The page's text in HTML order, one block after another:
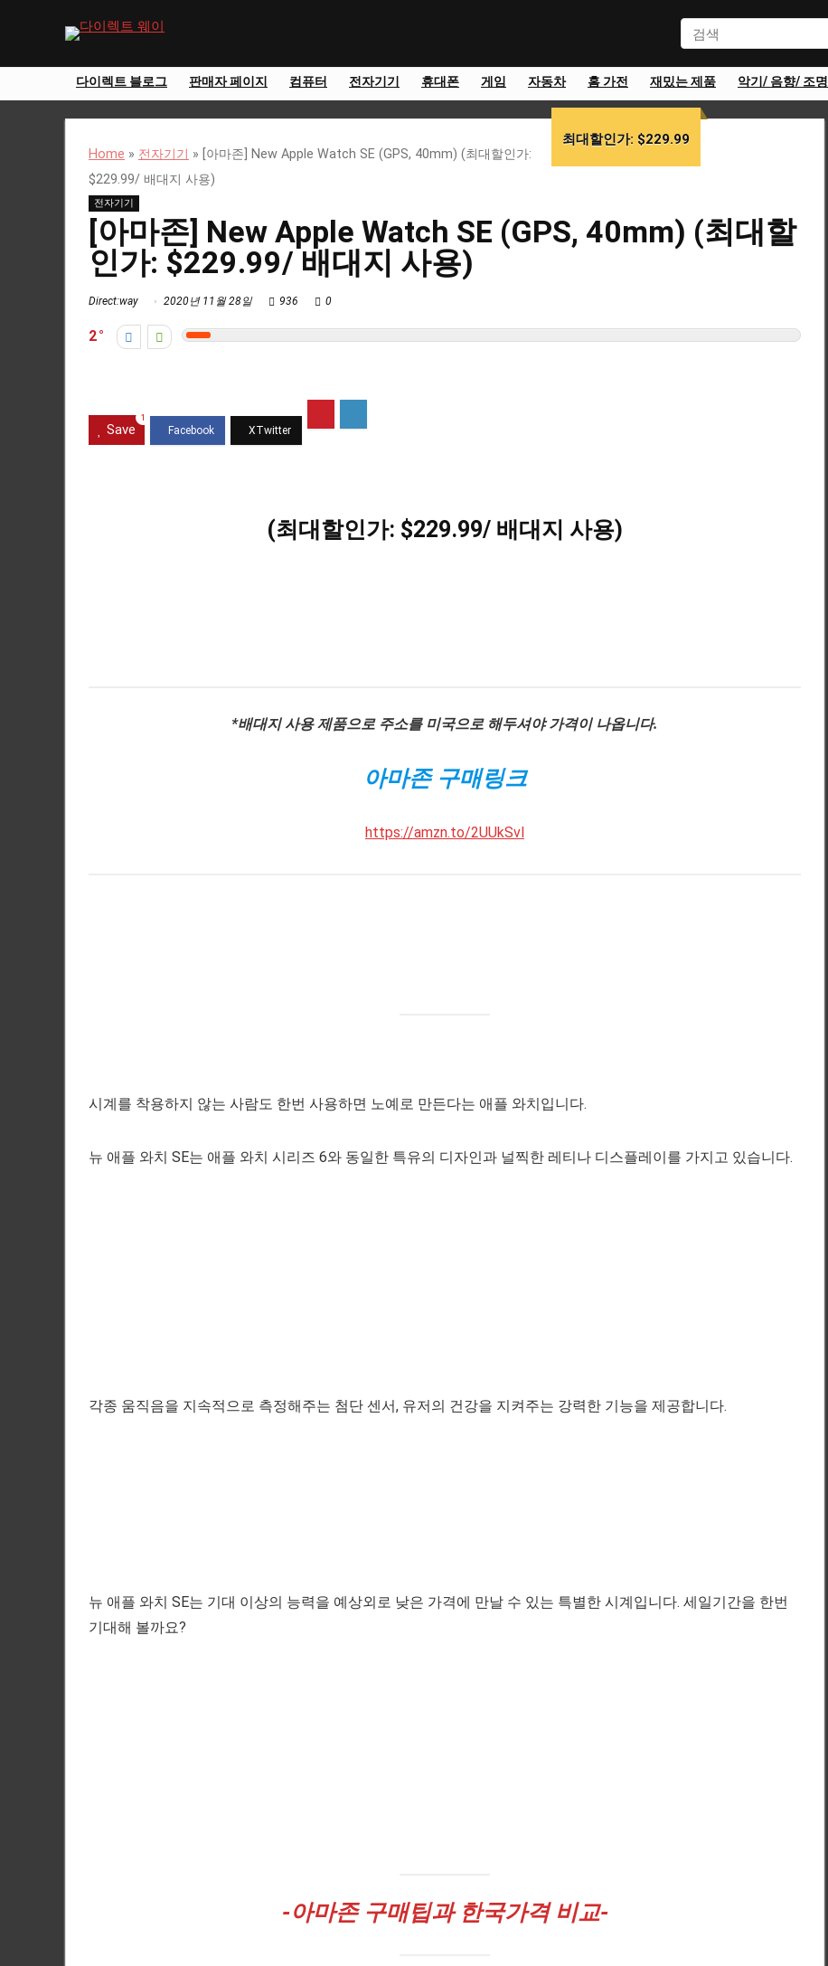
다이렉트 블로그 판매자 페이지 컴퓨터 전자기기 휴대폰 게임 자동차 홈 가전 재밌는 제품 악기/ 음향/ 조명
최대할인가: $229.99
Home » 전자기기 » [아마존] New Apple Watch SE (GPS, 40mm) (최대할인가:
$229.99/ 배대지 사용)
전자기기
[아마존] New Apple Watch SE (GPS, 40mm) (최대할
인가: $229.99/ 배대지 사용)
Direct:way 2020년 11월 28일 936 0
2
Save
1
(최대할인가: $229.99/ 배대지 사용)
*배대지 사용 제품으로 주소를 미국으로 해두셔야 가격이 나옵니다.
아마존 구매링크
https://amzn.to/2UUkSvl
시계를 착용하지 않는 사람도 한번 사용하면 노예로 만든다는 애플 와치입니다.
뉴 애플 와치 SE는 애플 와치 시리즈 6와 동일한 특유의 디자인과 널찍한 레티나 디스플레이를 가지고 있습니다.
각종 움직음을 지속적으로 측정해주는 첨단 센서, 유저의 건강을 지켜주는 강력한 기능을 제공합니다.
뉴 애플 와치 SE는 기대 이상의 능력을 예상외로 낮은 가격에 만날 수 있는 특별한 시계입니다. 세일기간을 한번
기대해 볼까요?
-아마존 구매팁과 한국가격 비교-